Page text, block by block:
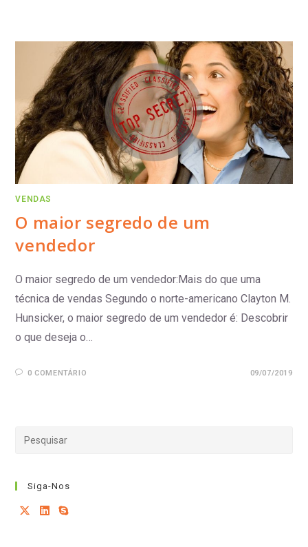
VENDAS
O maior segredo de um
vendedor
O maior segredo de um vendedor:Mais do que uma
técnica de vendas Segundo o norte-americano Clayton M.
Hunsicker, o maior segredo de um vendedor é: Descobrir
o que deseja o…
0 COMENTÁRIO 09/07/2019
Siga-Nos